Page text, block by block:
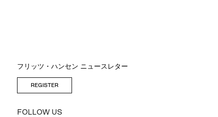
フリッツ・ハンセン ニュースレター
REGISTER
FOLLOW US